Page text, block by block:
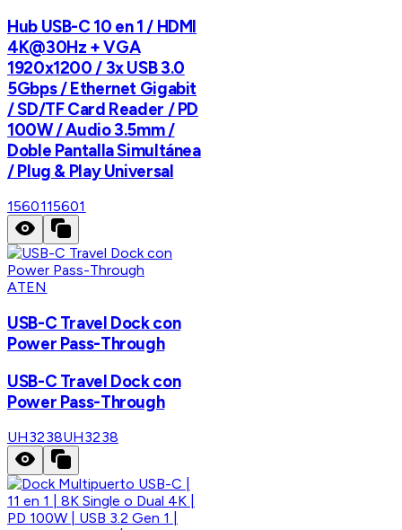
Hub USB-C 10 en 1 / HDMI
4K@30Hz + VGA
1920x1200 / 3x USB 3.0
5Gbps / Ethernet Gigabit
/ SD/TF Card Reader / PD
100W / Audio 3.5mm /
Doble Pantalla Simultánea
/ Plug & Play Universal
1560115601
ATEN
USB-C Travel Dock con
Power Pass-Through
USB-C Travel Dock con
Power Pass-Through
UH3238UH3238